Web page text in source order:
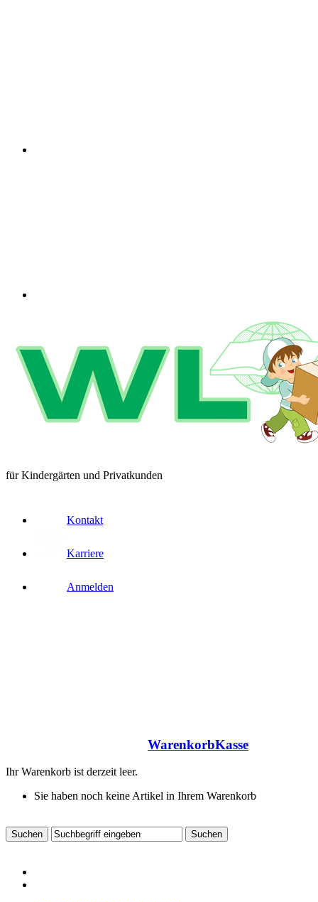
für Kindergärten und Privatkunden
Kontakt
Karriere
Anmelden
WarenkorbKasse
Ihr Warenkorb ist derzeit leer.
Sie haben noch keine Artikel in Ihrem Warenkorb